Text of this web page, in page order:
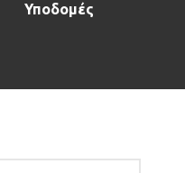
Υποδομές